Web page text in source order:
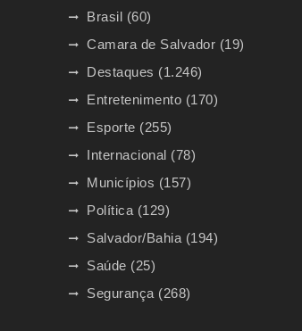
Brasil (60)
Camara de Salvador (19)
Destaques (1.246)
Entretenimento (170)
Esporte (255)
Internacional (78)
Municípios (157)
Política (129)
Salvador/Bahia (194)
Saúde (25)
Segurança (268)